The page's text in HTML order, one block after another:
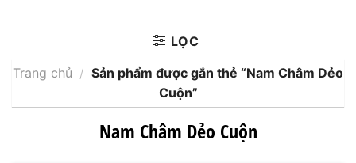
Nam Châm Dẻo Cuộn
Trang chủ / Sản phẩm được gắn thẻ “Nam Châm Dẻo
Cuộn”
LỌC